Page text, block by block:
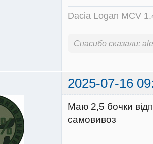
Dacia Logan MCV
Спасибо сказали:
2025-07-16
Маю 2,5 бочки
самовивоз